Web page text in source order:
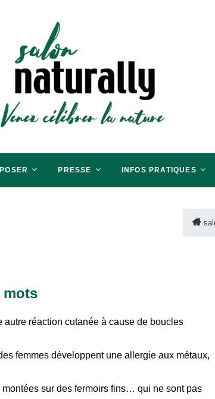
PRESSE INFOS PRATIQUES
mots
réaction cutanée à cause de boucles
femmes développent une allergie aux métaux,
sur des fermoirs fins… qui ne sont pas